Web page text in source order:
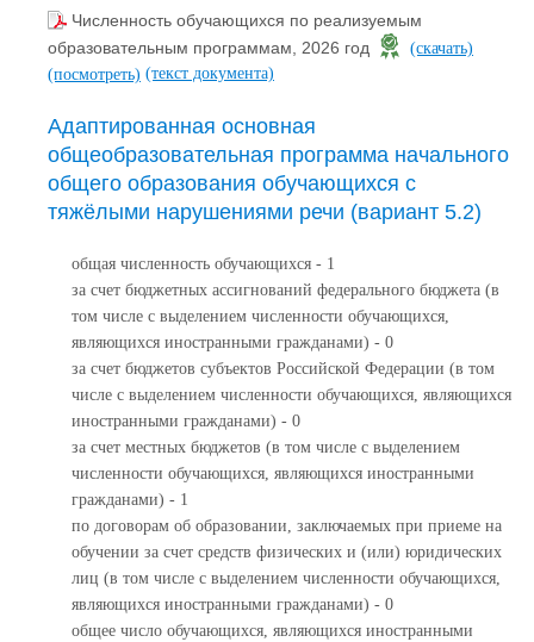
Численность обучающихся по реализуемым
образовательным программам, 2026 год
(скачать)
(посмотреть) (текст документа)
Адаптированная основная
общеобразовательная программа начального
общего образования обучающихся с
тяжёлыми нарушениями речи (вариант 5.2)
общая численность обучающихся - 1
за счет бюджетных ассигнований федерального бюджета (в
том числе с выделением численности обучающихся,
являющихся иностранными гражданами) - 0
за счет бюджетов субъектов Российской Федерации (в том
числе с выделением численности обучающихся, являющихся
иностранными гражданами) - 0
за счет местных бюджетов (в том числе с выделением
численности обучающихся, являющихся иностранными
гражданами) - 1
по договорам об образовании, заключаемых при приеме на
обучении за счет средств физических и (или) юридических
лиц (в том числе с выделением численности обучающихся,
являющихся иностранными гражданами) - 0
общее число обучающихся, являющихся иностранными